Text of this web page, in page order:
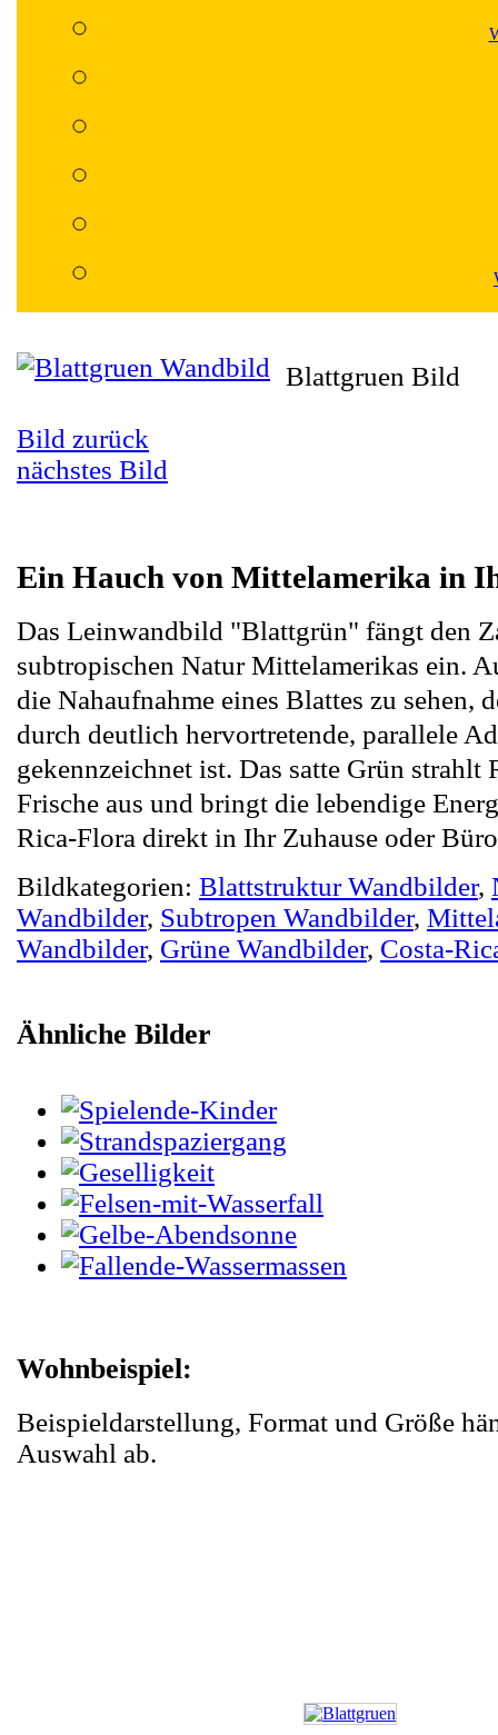
Blattgruen Bild
Bild zurück
nächstes Bild
Ein Hauch von Mittelamerika in
Das Leinwandbild "Blattgrün" fängt den
subtropischen Natur Mittelamerikas ein.
die Nahaufnahme eines Blattes zu sehen,
durch deutlich hervortretende, parallele
gekennzeichnet ist. Das satte Grün strahlt
Frische aus und bringt die lebendige
Rica-Flora direkt in Ihr Zuhause oder
Bildkategorien: Blattstruktur Wandbilder,
Wandbilder, Subtropen Wandbilder,
Wandbilder, Grüne Wandbilder, Costa-
Ähnliche Bilder
Wohnbeispiel:
Beispieldarstellung, Format und Größe
Auswahl ab.